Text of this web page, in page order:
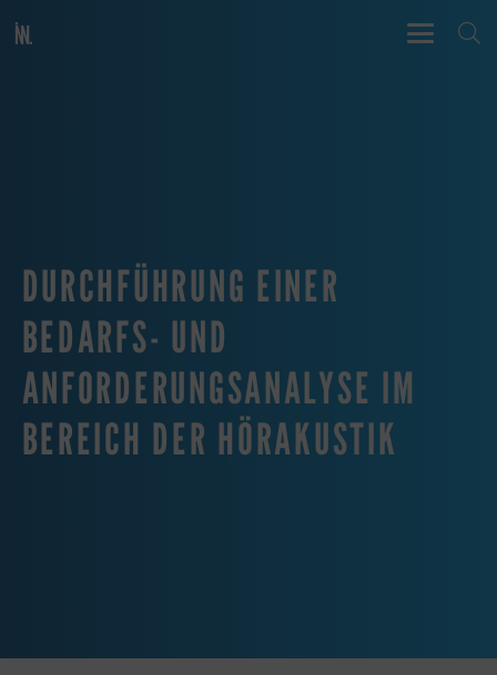
DURCHFÜHRUNG EINER
BEDARFS- UND
ANFORDERUNGSANALYSE IM
BEREICH DER HÖRAKUSTIK